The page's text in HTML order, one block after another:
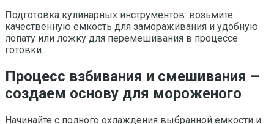
Подготовка кулинарных инструментов: возьмите
качественную емкость для замораживания и удобную
лопату или ложку для перемешивания в процессе
готовки.
Процесс взбивания и смешивания –
создаем основу для мороженого
Начинайте с полного охлаждения выбранной емкости и